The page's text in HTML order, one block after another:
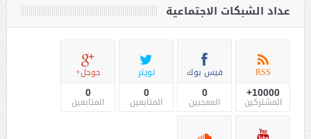
عداد الشبكات الاجتماعية
RSS
10000+
المشتركين
فيس بوك
0
المعجبين
تويتر
0
المتابعين
جوجل+
0
المتابعين